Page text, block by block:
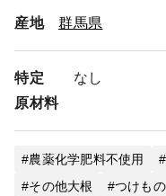
産地 群馬県
特定
原材料
なし
農薬化学肥料不使用
その他大根
つけもの